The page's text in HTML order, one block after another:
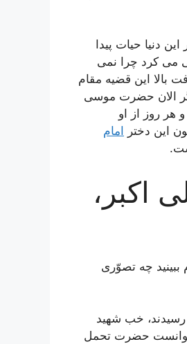
دنیا حیات پیدا
می كرد چرا نمی
بالا این قضیه مقام
الان حضرت موسی
هر روز از او
این دختر
امام
اکبر،
چه تصوّری
خب شهید
حضرت تحمل